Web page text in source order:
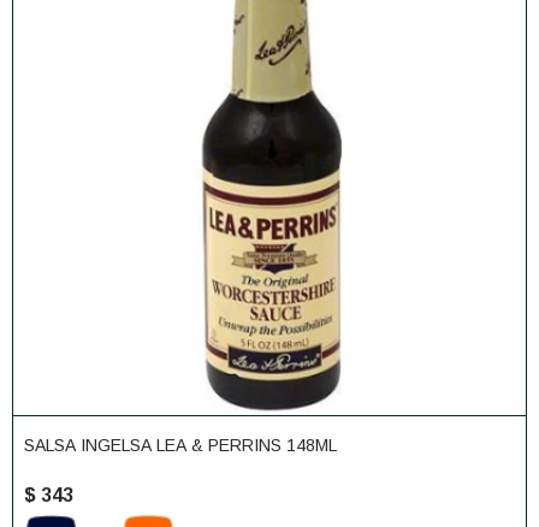
SALSA INGELSA LEA & PERRINS 148ML
$ 343